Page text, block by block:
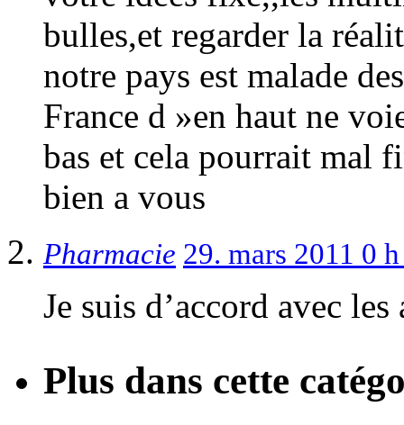
bulles,et regarder la
notre pays est malade
France d »en haut ne
bas et cela pourrait mal
bien a vous
Pharmacie 29. mars 2011 0
Je suis d’accord avec
Plus dans cette